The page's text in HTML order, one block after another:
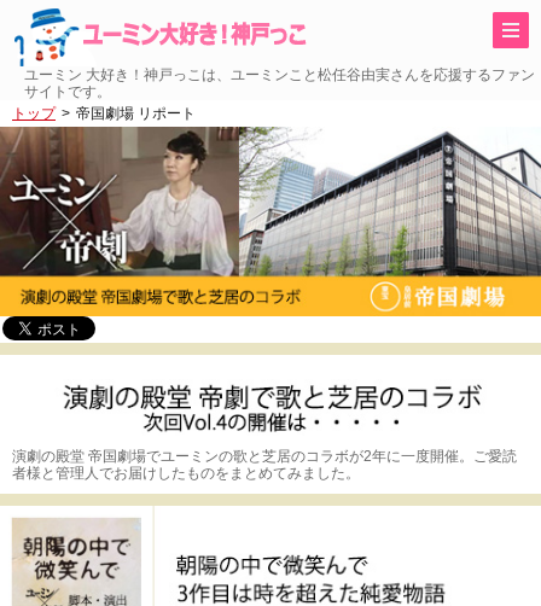
ユーミン 大好き！神戸っこは、ユーミンこと松任谷由実さんを応援するファン
サイトです。
トップ
帝国劇場 リポート
演劇の殿堂 帝国劇場でユーミンの歌と芝居のコラボが2年に一度開催。ご愛読
者様と管理人でお届けしたものをまとめてみました。